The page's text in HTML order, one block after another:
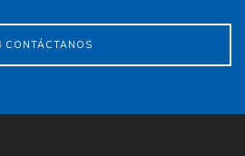
CONTÁCTANOS